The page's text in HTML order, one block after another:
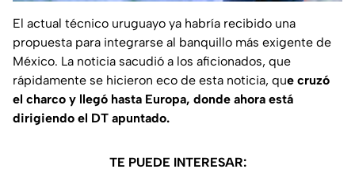
El actual técnico uruguayo ya habría recibido una
propuesta para integrarse al banquillo más exigente de
México. La noticia sacudió a los aficionados, que
rápidamente se hicieron eco de esta noticia, que cruzó
el charco y llegó hasta Europa, donde ahora está
dirigiendo el DT apuntado.
TE PUEDE INTERESAR: